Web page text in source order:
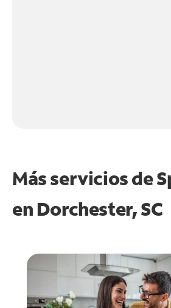
Más servicios de
en Dorchester, SC